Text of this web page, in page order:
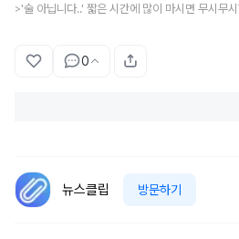
>
0
뉴스클립 방문하기